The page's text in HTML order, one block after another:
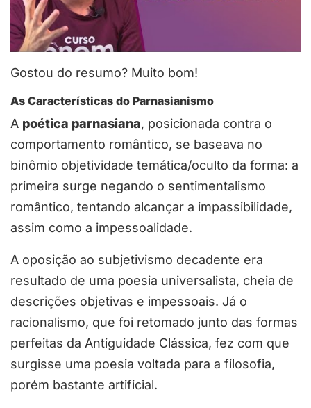
Gostou do resumo? Muito bom!
As Características do Parnasianismo
A poética parnasiana, posicionada contra o
comportamento romântico, se baseava no
binômio objetividade temática/oculto da forma: a
primeira surge negando o sentimentalismo
romântico, tentando alcançar a impassibilidade,
assim como a impessoalidade.
A oposição ao subjetivismo decadente era
resultado de uma poesia universalista, cheia de
descrições objetivas e impessoais. Já o
racionalismo, que foi retomado junto das formas
perfeitas da Antiguidade Clássica, fez com que
surgisse uma poesia voltada para a filosofia,
porém bastante artificial.